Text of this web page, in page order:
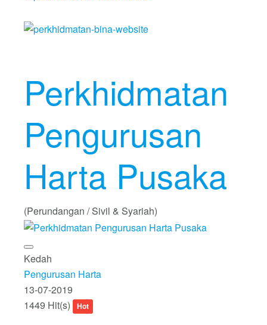
Perkhidmatan
Pengurusan
Harta Pusaka
(Perundangan / Sivil & Syariah)
Kedah
Pengurusan Harta
13-07-2019
1449 Hit(s)
Hot